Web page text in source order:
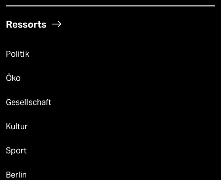
Ressorts
Politik
Öko
Gesellschaft
Kultur
Sport
Berlin